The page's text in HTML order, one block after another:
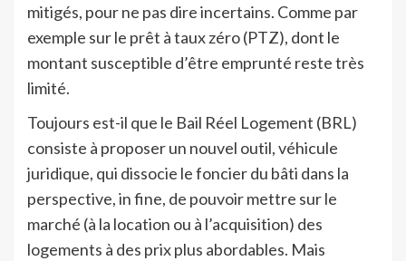
mitigés, pour ne pas dire incertains. Comme par
exemple sur le prêt à taux zéro (PTZ), dont le
montant susceptible d’être emprunté reste très
limité.
Toujours est-il que le Bail Réel Logement (BRL)
consiste à proposer un nouvel outil, véhicule
juridique, qui dissocie le foncier du bâti dans la
perspective, in fine, de pouvoir mettre sur le
marché (à la location ou à l’acquisition) des
logements à des prix plus abordables. Mais